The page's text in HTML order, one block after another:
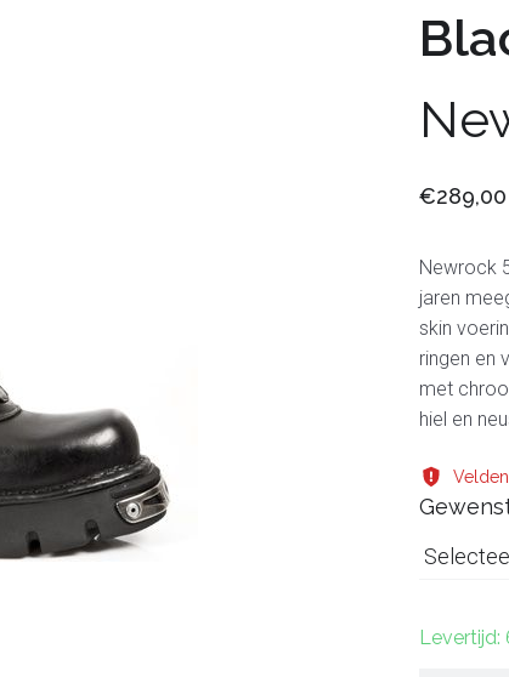
€289,00
Newrock
jaren
skin
ringen en
met
hiel en